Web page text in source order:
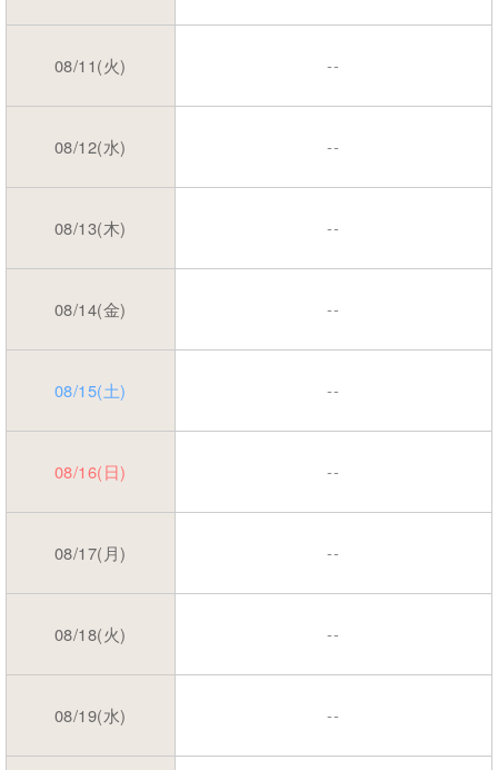
08/11(火) --
08/12(水) --
08/13(木) --
08/14(金) --
08/15(土) --
08/16(日) --
08/17(月) --
08/18(火) --
08/19(水) --